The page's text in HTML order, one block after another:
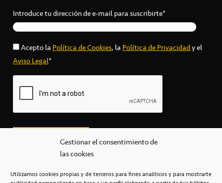
Gestionar el consentimiento de
las cookies
Utilizamos cookies propias y de terceros para fines analíticos y para mostrarte
Introduce tu dirección de e-mail para suscribirte*
Acepto laPolítica de Cookies, laPolítica de Privacidady el
Aviso Legal*